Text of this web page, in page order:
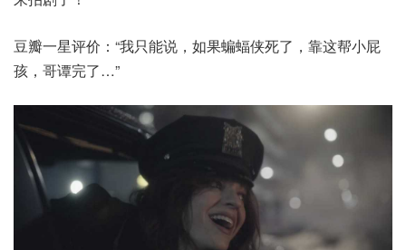
豆瓣一星评价：“我只能说，如果蝙蝠侠死了，靠这帮小屁
孩，哥谭完了…”